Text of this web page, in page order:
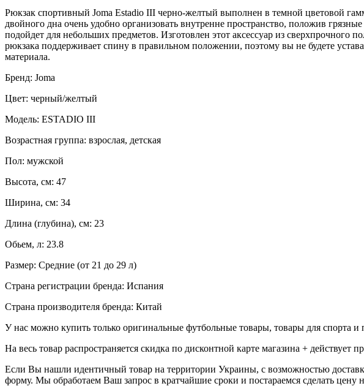
Рюкзак спортивный Joma Estadio III черно-желтый выполнен в темной цветовой
двойного дна очень удобно организовать внутренне пространство, положив
подойдет для небольших предметов. Изготовлен этот аксессуар из
рюкзака поддерживает спину в правильном положении, поэтому вы не будете
материала.
Бренд: Joma
Цвет: черный/желтый
Модель: ESTADIO III
Возрастная группа: взрослая, детская
Пол: мужской
Высота, см: 47
Ширина, см: 34
Длина (глубина), см: 23
Обьем, л: 23.8
Размер: Средние (от 21 до 29 л)
Страна регистрации бренда: Испания
Страна производителя бренда: Китай
У нас можно купить только оригинальные футбольные товары, товары для спорта
На весь товар распространяется скидка по дисконтной карте магазина +
Если Вы нашли идентичный товар на территории Украины, с возможностью
форму. Мы обработаем Ваш запрос в кратчайшие сроки и постараемся сделать цену